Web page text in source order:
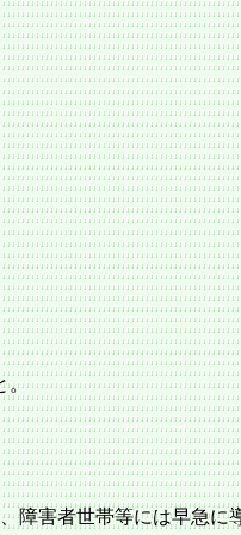
。
障害者世帯等には早急に